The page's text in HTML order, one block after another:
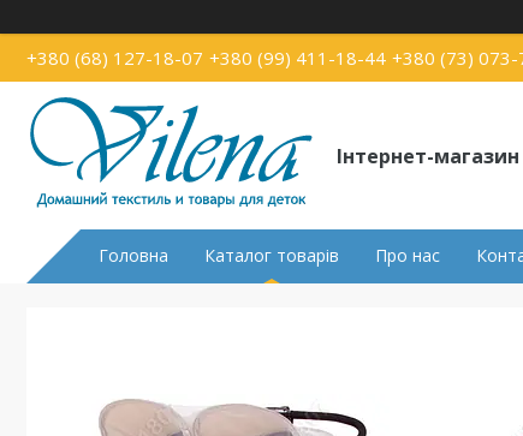
+380 (68) 127-18-07 +380 (99) 411-18-44 +380 (73)
Інтернет-
Головна Каталог товарів Про нас